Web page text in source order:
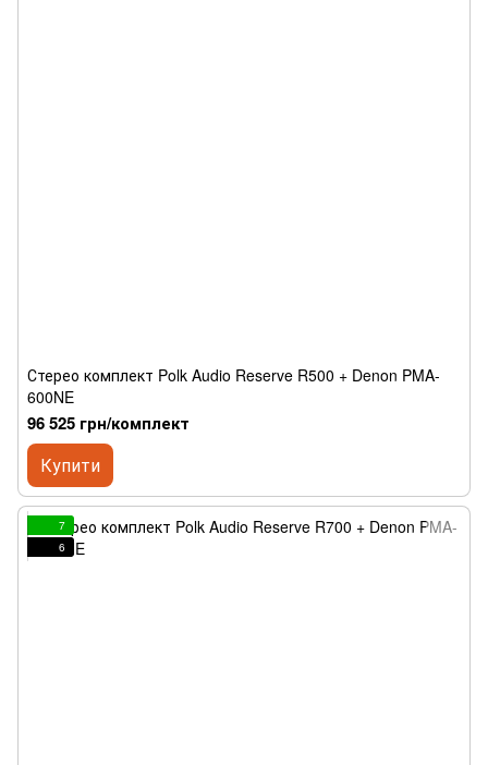
Стерео комплект Polk Audio Reserve R500 + Denon PMA-
600NE
96 525 грн/комплект
Купити
7
6